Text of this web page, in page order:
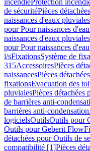
incendieProtection
de sécuritéPièces
naissances d'eaux
pour Pour naissances
naissances d'eaux
pour Pour naissances
l/sFixationsSystème de
315AccessoiresPièces
naissancesPièces
fixationsEvacuation des
pluvialesPièces détachées
de barrières anti-
barrières anti-condensation
logicielsOutilsOutils pour
Outils pour Geberit
détachées pour Outils de
compatibilité [1]Pièces